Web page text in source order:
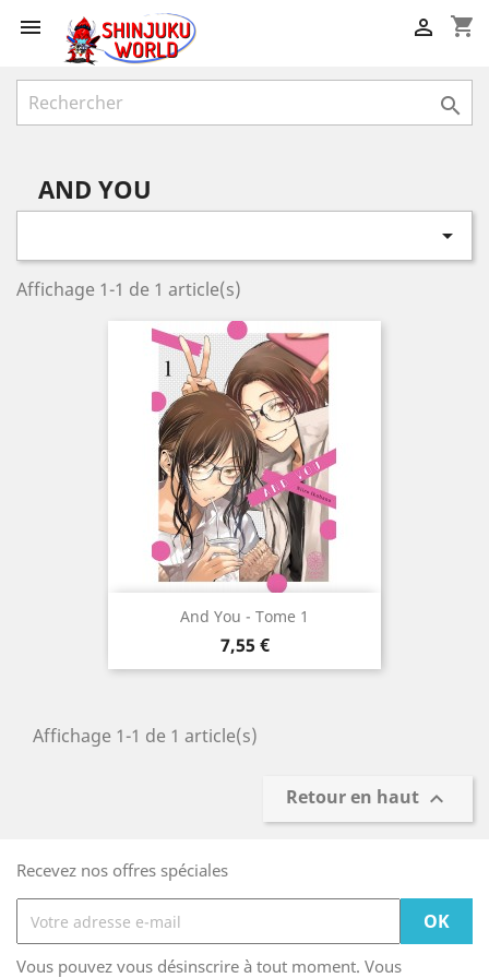
 shopping_cart


AND YOU

Affichage 1-1 de 1 article(s)
And You - Tome 1
Prix
7,55 €
Affichage 1-1 de 1 article(s)
Retour en haut 
Recevez nos offres spéciales
Vous pouvez vous désinscrire à tout moment. Vous